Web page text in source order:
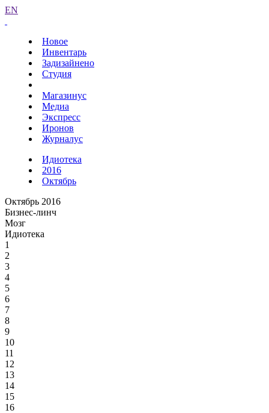
EN
Новое
Инвентарь
Задизайнено
Студия
Магазинус
Медиа
Экспресс
Иронов
Журналус
Идиотека
2016
Октябрь
Октябрь 2016
Бизнес-линч
Мозг
Идиотека
1
2
3
4
5
6
7
8
9
10
11
12
13
14
15
16